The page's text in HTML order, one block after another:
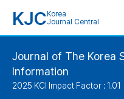
KJC Korea
Journal Central
Journal of The Korea
Information
2025 KCI Impact Factor : 1.01